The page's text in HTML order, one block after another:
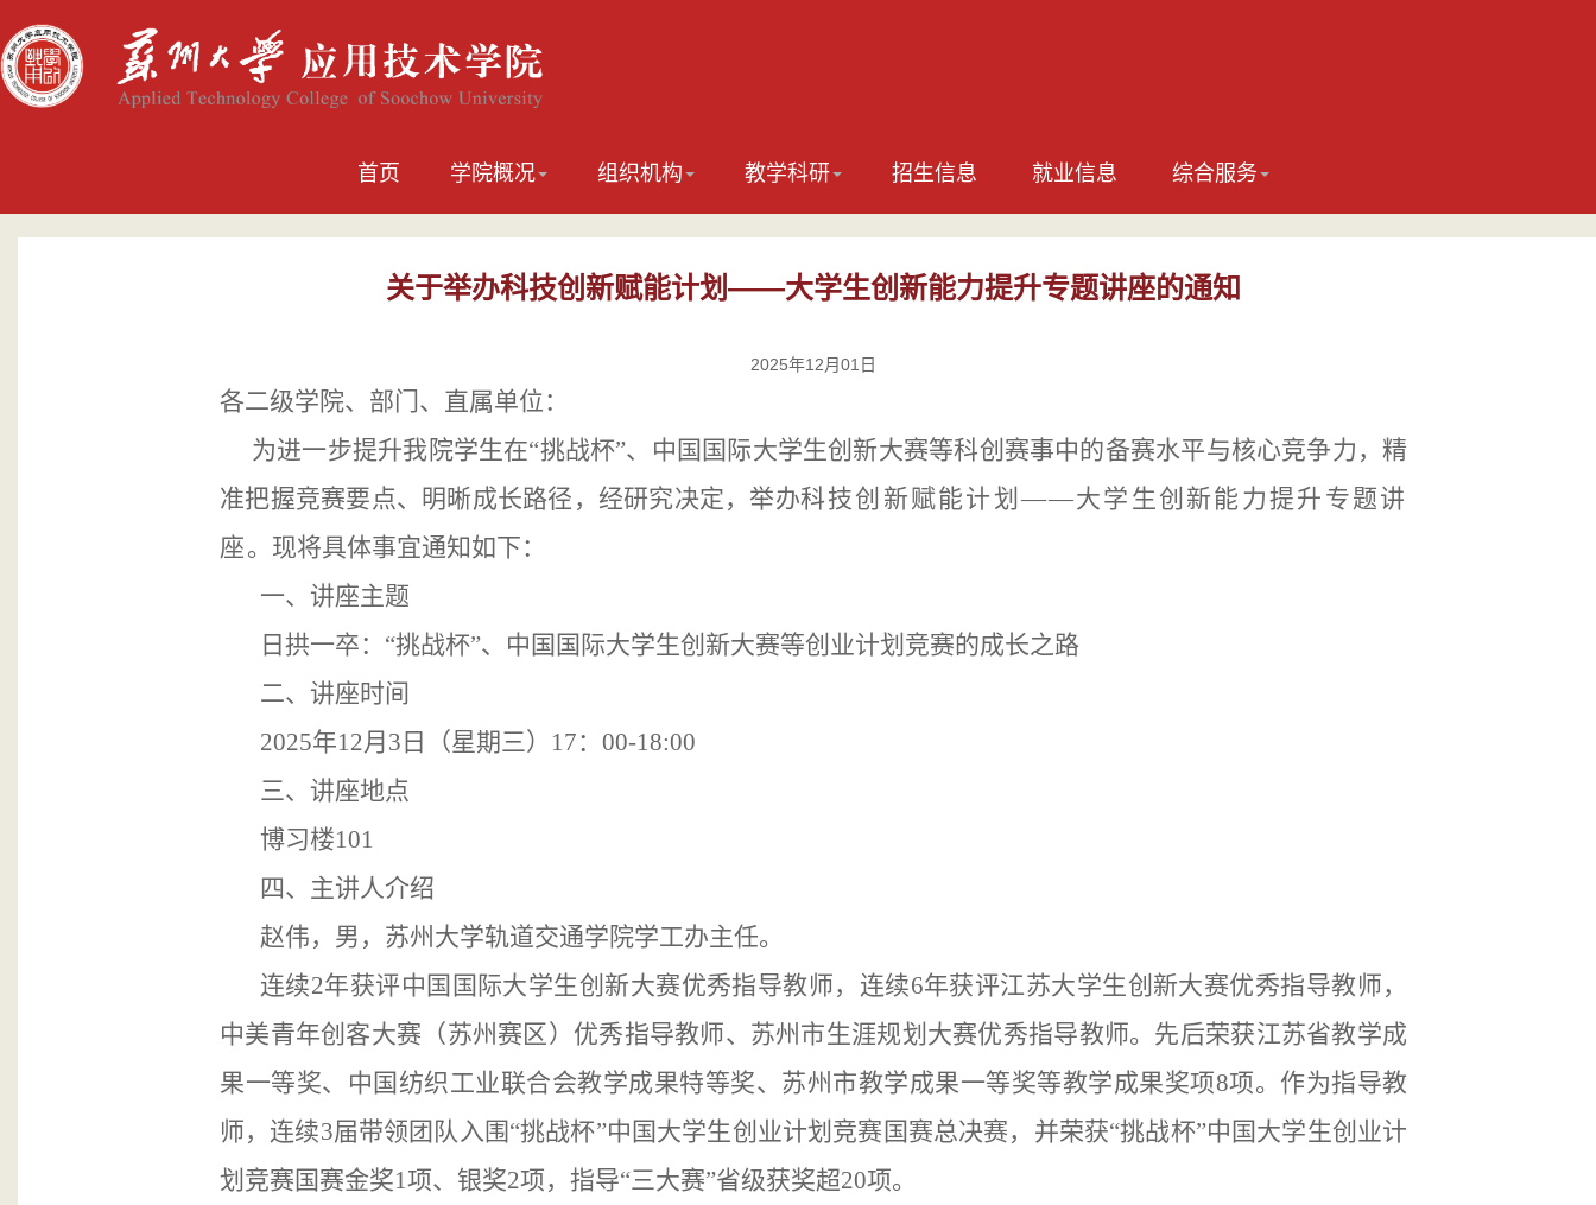
首页 学院概况 组织机构 教学科研 招生信息 就业信息 综合服务
关于举办科技创新赋能计划——大学生创新能力提升专题讲座的通知
2025年12月01日
各二级学院、部门、直属单位：
为进一步提升我院学生在“挑战杯”、中国国际大学生创新大赛等科创 赛事中的备赛水平与核心竞争力，精
准把握竞赛要点、明晰成长路径， 经研究决定，举办科技创新赋能计划——大学生创新能力提升专题讲
座。现将具体事宜通知如下：
一、讲座主题
日拱一卒： “挑战杯”、中国国际大学生创新大赛等创业计划竞赛的成长之路
二、讲座时间
2025年12月 3 日（星期三） 17： 00-18:00
三、讲座地点
博习楼101
四、 主讲人介绍
赵伟，男，苏州大学轨道交通学院学工办主任。
连续2年获评中国国际大学生创新大赛优秀指导教师，连续6年获评江苏大学生创新大赛优秀指导教师，
中美青年创客大赛（苏州赛区）优秀指导教师、苏州市生涯规划大赛优秀指导教师。先后荣获江苏省教学成
果一等奖、中国纺织工业联合会教学成果特等奖、苏州市教学成果一等奖等教学成果奖项8项。作为指导教
师，连续3届带领团队入围“挑战杯”中国大学生创业计划竞赛国赛总决赛，并荣获“挑战杯”中国大学生创业计
划竞赛国赛金奖1项、银奖2项，指导“三大赛”省级获奖超20项。